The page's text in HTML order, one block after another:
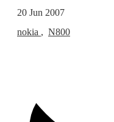
20 Jun 2007
nokia , N800